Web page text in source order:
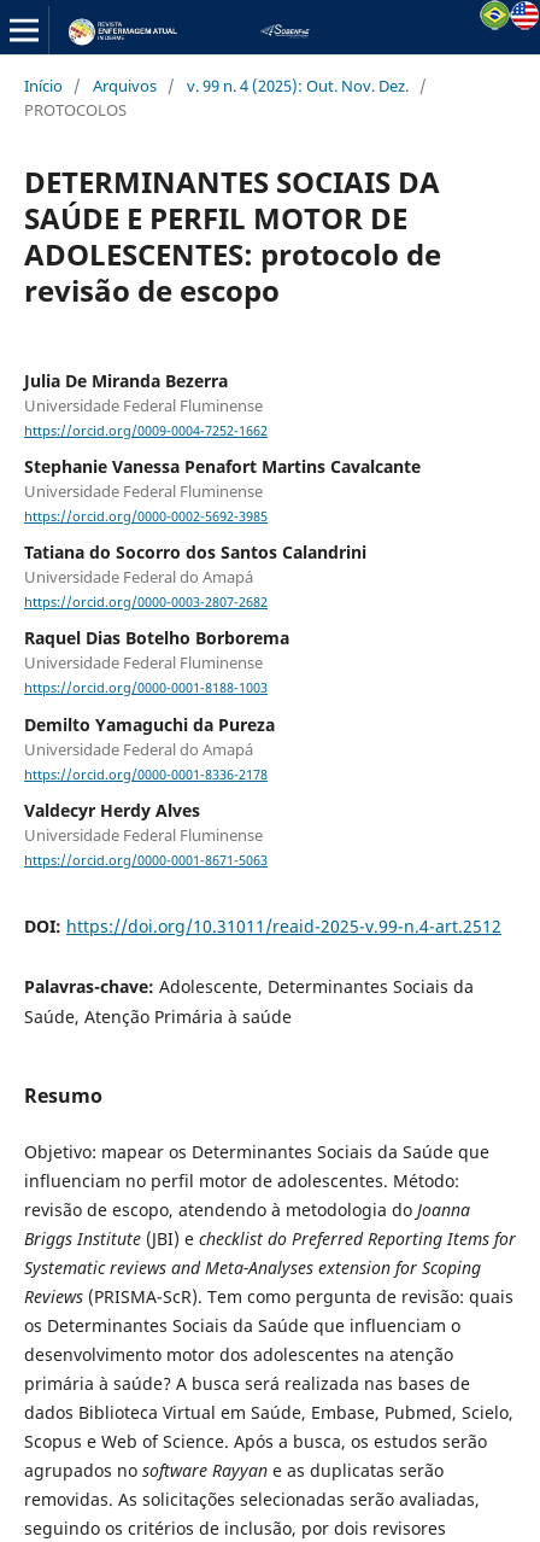
Início / Arquivos / v. 99 n. 4 (2025): Out. Nov. Dez. /
PROTOCOLOS
DETERMINANTES SOCIAIS DA
SAÚDE E PERFIL MOTOR DE
ADOLESCENTES: protocolo de
revisão de escopo
Julia De Miranda Bezerra
Universidade Federal Fluminense
https://orcid.org/0009-0004-7252-1662
Stephanie Vanessa Penafort Martins Cavalcante
Universidade Federal Fluminense
https://orcid.org/0000-0002-5692-3985
Tatiana do Socorro dos Santos Calandrini
Universidade Federal do Amapá
https://orcid.org/0000-0003-2807-2682
Raquel Dias Botelho Borborema
Universidade Federal Fluminense
https://orcid.org/0000-0001-8188-1003
Demilto Yamaguchi da Pureza
Universidade Federal do Amapá
https://orcid.org/0000-0001-8336-2178
Valdecyr Herdy Alves
Universidade Federal Fluminense
https://orcid.org/0000-0001-8671-5063
DOI: https://doi.org/10.31011/reaid-2025-v.99-n.4-art.2512
Palavras-chave: Adolescente, Determinantes Sociais da
Saúde, Atenção Primária à saúde
Resumo
Objetivo: mapear os Determinantes Sociais da Saúde que
influenciam no perfil motor de adolescentes. Método:
revisão de escopo, atendendo à metodologia do Joanna
Briggs Institute(JBI) e checklist do Preferred Reporting Items for
Systematic reviews and Meta-Analyses extension for Scoping
Reviews (PRISMA-ScR). Tem como pergunta de revisão: quais
os Determinantes Sociais da Saúde que influenciam o
desenvolvimento motor dos adolescentes na atenção
primária à saúde? A busca será realizada nas bases de
dados Biblioteca Virtual em Saúde, Embase, Pubmed, Scielo,
Scopus e Web of Science. Após a busca, os estudos serão
agrupados no software Rayyane as duplicatas serão
removidas. As solicitações selecionadas serão avaliadas,
seguindo os critérios de inclusão, por dois revisores